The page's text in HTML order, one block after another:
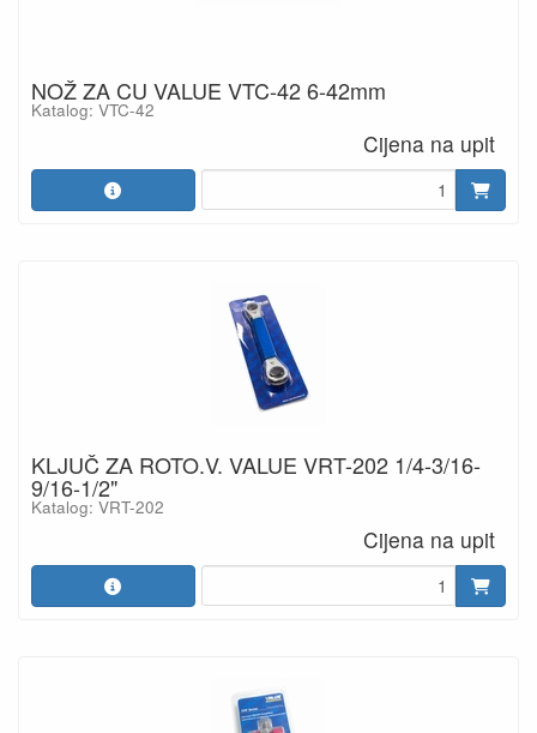
NOŽ ZA CU VALUE VTC-42 6-42mm
Katalog: VTC-42
Cijena na upit
KLJUČ ZA ROTO.V. VALUE VRT-202 1/4-3/16-
9/16-1/2"
Katalog: VRT-202
Cijena na upit